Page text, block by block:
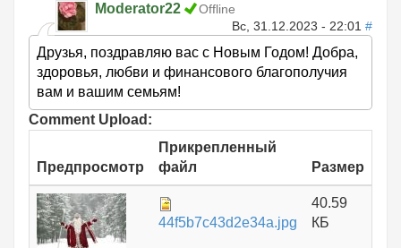
Moderator22
Offline
Вс, 31.12.2023 - 22:01 #
Друзья, поздравляю вас с Новым Годом! Добра,
здоровья, любви и финансового благополучия
вам и вашим семьям!
Comment Upload:
Предпросмотр
Прикрепленный
файл
Размер
44f5b7c43d2e34a.jpg
40.59
КБ